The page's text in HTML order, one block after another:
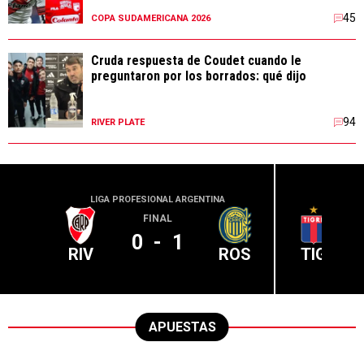
COPA SUDAMERICANA 2026 45
Cruda respuesta de Coudet cuando le
preguntaron por los borrados: qué dijo
RIVER PLATE 94
LIGA PROFESIONAL ARGENTINA
RIV
FINAL
0 - 1 ROS TIG
APUESTAS